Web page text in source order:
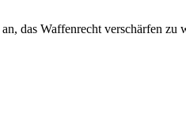
das Waffenrecht verschärfen zu